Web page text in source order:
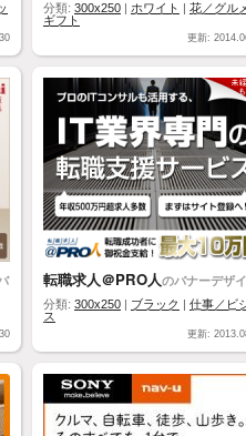
分類: 300x250 ホワイト
花／グル
ギフト
更新:
転職求人＠PRO人のバナーデザ
分類: 300x250 ブラック
仕事／ビ
ス
更新: